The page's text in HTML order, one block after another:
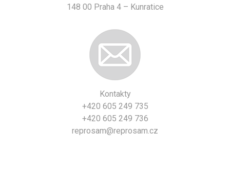
148 00 Praha 4 – Kunratice
Kontakty
+420 605 249 735
+420 605 249 736
reprosam@reprosam.cz